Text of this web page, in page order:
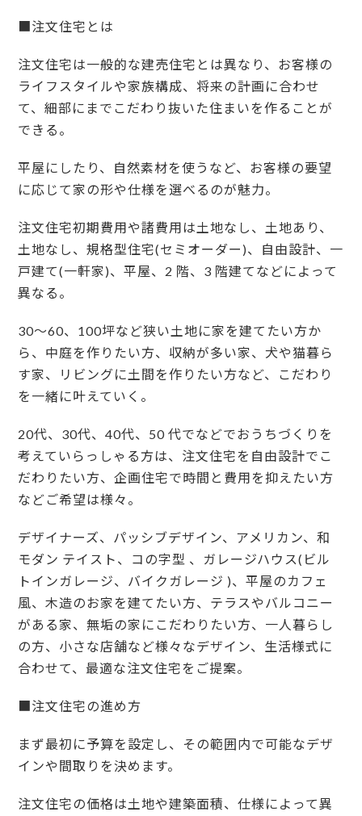
■注文住宅とは
注文住宅は一般的な建売住宅とは異なり、お客様の
ライフスタイルや家族構成、将来の計画に合わせ
て、細部にまでこだわり抜いた住まいを作ることが
できる。
平屋にしたり、自然素材を使うなど、お客様の要望
に応じて家の形や仕様を選べるのが魅力。
注文住宅初期費用や諸費用は土地なし、土地あり、
土地なし、規格型住宅(セミオーダー)、自由設計、一
戸建て(一軒家)、平屋、2 階、3 階建てなどによって
異なる。
30～60、100坪など狭い土地に家を建てたい方か
ら、中庭を作りたい方、収納が多い家、犬や猫暮ら
す家、リビングに土間を作りたい方など、こだわり
を一緒に叶えていく。
20代、30代、40代、50 代でなどでおうちづくりを
考えていらっしゃる方は、注文住宅を自由設計でこ
だわりたい方、企画住宅で時間と費用を抑えたい方
などご希望は様々。
デザイナーズ、パッシブデザイン、アメリカン、和
モダン テイスト、コの字型 、ガレージハウス(ビル
トインガレージ、バイクガレージ )、平屋のカフェ
風、木造のお家を建てたい方、テラスやバルコニー
がある家、無垢の家にこだわりたい方、一人暮らし
の方、小さな店舗など様々なデザイン、生活様式に
合わせて、最適な注文住宅をご提案。
■注文住宅の進め方
まず最初に予算を設定し、その範囲内で可能なデザ
インや間取りを決めます。
注文住宅の価格は土地や建築面積、仕様によって異